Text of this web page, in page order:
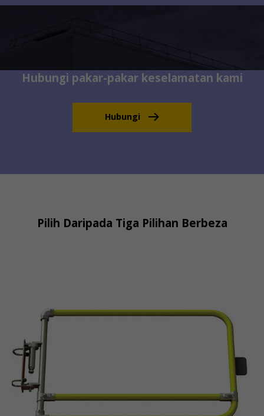
Hubungi pakar-pakar keselamatan kami
Hubungi
Pilih Daripada Tiga Pilihan Berbeza